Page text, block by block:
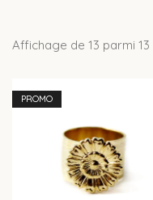
Affichage de 13 parmi 13
PROMO